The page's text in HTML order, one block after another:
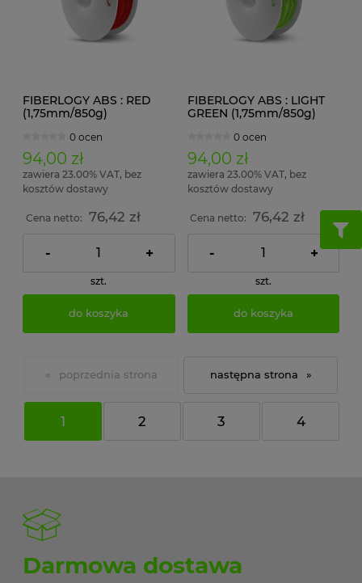
FIBERLOGY ABS : RED
(1,75mm/850g)
0 ocen
94,00 zł
zawiera 23.00% VAT, bez
kosztów dostawy
Cena netto: 76,42 zł
- +
szt.
do koszyka
FIBERLOGY ABS : LIGHT
GREEN (1,75mm/850g)
0 ocen
94,00 zł
zawiera 23.00% VAT, bez
kosztów dostawy
Cena netto: 76,42 zł
- +
szt.
do koszyka
«
1 2 3 4
»
Darmowa dostawa